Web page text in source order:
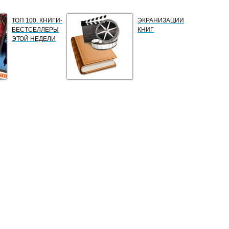
ТОП 100. КНИГИ-
БЕСТСЕЛЛЕРЫ
ЭТОЙ НЕДЕЛИ
ЭКРАНИЗАЦИИ
КНИГ